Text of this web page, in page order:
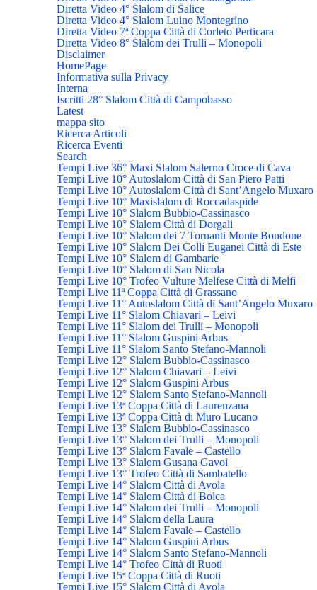
Diretta Video 4° Slalom di Salice
Diretta Video 4° Slalom Luino Montegrino
Diretta Video 7ª Coppa Città di Corleto Perticara
Diretta Video 8° Slalom dei Trulli – Monopoli
Disclaimer
HomePage
Informativa sulla Privacy
Interna
Iscritti 28° Slalom Città di Campobasso
Latest
mappa sito
Ricerca Articoli
Ricerca Eventi
Search
Tempi Live 36° Maxi Slalom Salerno Croce di Cava
Tempi Live 10° Autoslalom Città di San Piero Patti
Tempi Live 10° Autoslalom Città di Sant’Angelo Muxaro
Tempi Live 10° Maxislalom di Roccadaspide
Tempi Live 10° Slalom Bubbio-Cassinasco
Tempi Live 10° Slalom Città di Dorgali
Tempi Live 10° Slalom dei 7 Tornanti Monte Bondone
Tempi Live 10° Slalom Dei Colli Euganei Città di Este
Tempi Live 10° Slalom di Gambarie
Tempi Live 10° Slalom di San Nicola
Tempi Live 10° Trofeo Vulture Melfese Città di Melfi
Tempi Live 11ª Coppa Città di Grassano
Tempi Live 11° Autoslalom Città di Sant’Angelo Muxaro
Tempi Live 11° Slalom Chiavari – Leivi
Tempi Live 11° Slalom dei Trulli – Monopoli
Tempi Live 11° Slalom Guspini Arbus
Tempi Live 11° Slalom Santo Stefano-Mannoli
Tempi Live 12° Slalom Bubbio-Cassinasco
Tempi Live 12° Slalom Chiavari – Leivi
Tempi Live 12° Slalom Guspini Arbus
Tempi Live 12° Slalom Santo Stefano-Mannoli
Tempi Live 13ª Coppa Città di Laurenzana
Tempi Live 13ª Coppa Città di Muro Lucano
Tempi Live 13° Slalom Bubbio-Cassinasco
Tempi Live 13° Slalom dei Trulli – Monopoli
Tempi Live 13° Slalom Favale – Castello
Tempi Live 13° Slalom Gusana Gavoi
Tempi Live 13° Trofeo Città di Sambatello
Tempi Live 14° Slalom Città di Avola
Tempi Live 14° Slalom Città di Bolca
Tempi Live 14° Slalom dei Trulli – Monopoli
Tempi Live 14° Slalom della Laura
Tempi Live 14° Slalom Favale – Castello
Tempi Live 14° Slalom Guspini Arbus
Tempi Live 14° Slalom Santo Stefano-Mannoli
Tempi Live 14° Trofeo Città di Ruoti
Tempi Live 15ª Coppa Città di Ruoti
Tempi Live 15° Slalom Città di Avola